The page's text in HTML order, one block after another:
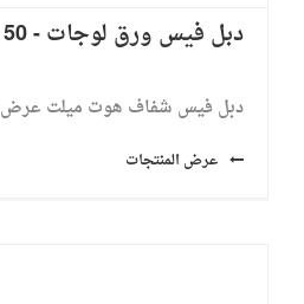
دبل فيس ورق لوجات - 50 سم
دبل فيس شفاف هوت ميلت عرض 50 سم - طول 45 متر
عرض المنتجات